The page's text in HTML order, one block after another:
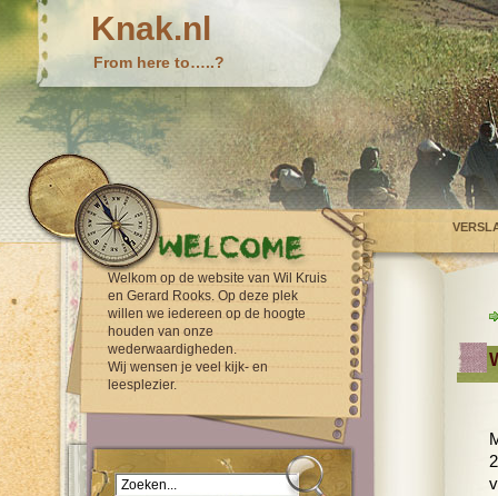
Knak.nl
From here to…..?
Welkom op de website van Wil Kruis
en Gerard Rooks. Op deze plek
willen we iedereen op de hoogte
houden van onze
wederwaardigheden.
Wij wensen je veel kijk- en
leesplezier.